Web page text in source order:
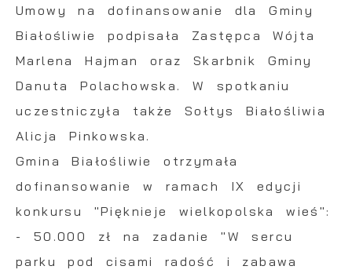
Umowy na dofinansowanie dla Gminy
Białośliwie podpisała Zastępca Wójta
Marlena Hajman oraz Skarbnik Gminy
Danuta Polachowska. W spotkaniu
uczestniczyła także Sołtys Białośliwia
Alicja Pinkowska.
Gmina Białośliwie otrzymała
dofinansowanie w ramach IX edycji
konkursu "Pięknieje wielkopolska wieś":
- 50.000 zł na zadanie "W sercu
parku pod cisami radość i zabawa